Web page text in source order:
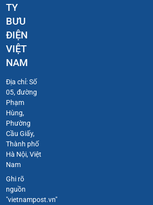
TY
BƯU
ĐIỆN
VIỆT
NAM
Địa chỉ: Số
05, đường
Phạm
Hùng,
Phường
Cầu Giấy,
Thành phố
Hà Nội, Việt
Nam
Ghi rõ
nguồn
"vietnampost.vn"